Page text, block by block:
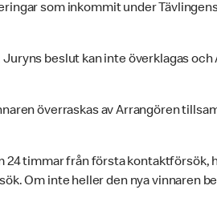
som inkommit under
beslut kan inte överklagas
överraskas av Arrangören
timmar från första kontaktförsök,
Om inte heller den nya vinnaren